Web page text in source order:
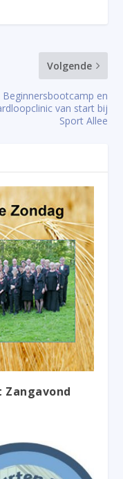
Volgende
Beginnersbootcamp en
van start bij
Sport Allee